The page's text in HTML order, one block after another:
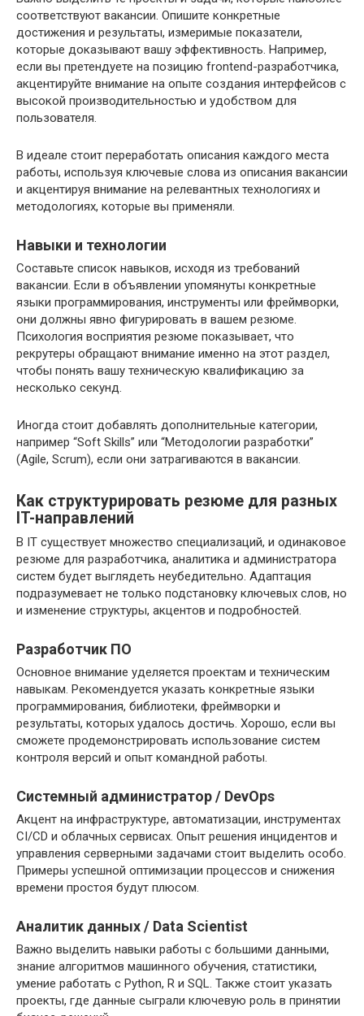
соответствуют вакансии. Опишите конкретные
достижения и результаты, измеримые показатели,
которые доказывают вашу эффективность. Например,
если вы претендуете на позицию frontend-разработчика,
акцентируйте внимание на опыте создания интерфейсов с
высокой производительностью и удобством для
пользователя.
В идеале стоит переработать описания каждого места
работы, используя ключевые слова из описания вакансии
и акцентируя внимание на релевантных технологиях и
методологиях, которые вы применяли.
Навыки и технологии
Составьте список навыков, исходя из требований
вакансии. Если в объявлении упомянуты конкретные
языки программирования, инструменты или фреймворки,
они должны явно фигурировать в вашем резюме.
Психология восприятия резюме показывает, что
рекрутеры обращают внимание именно на этот раздел,
чтобы понять вашу техническую квалификацию за
несколько секунд.
Иногда стоит добавлять дополнительные категории,
например “Soft Skills” или “Методологии разработки”
(Agile, Scrum), если они затрагиваются в вакансии.
Как структурировать резюме для разных
IT-направлений
В IT существует множество специализаций, и одинаковое
резюме для разработчика, аналитика и администратора
систем будет выглядеть неубедительно. Адаптация
подразумевает не только подстановку ключевых слов, но
и изменение структуры, акцентов и подробностей.
Разработчик ПО
Основное внимание уделяется проектам и техническим
навыкам. Рекомендуется указать конкретные языки
программирования, библиотеки, фреймворки и
результаты, которых удалось достичь. Хорошо, если вы
сможете продемонстрировать использование систем
контроля версий и опыт командной работы.
Системный администратор / DevOps
Акцент на инфраструктуре, автоматизации, инструментах
CI/CD и облачных сервисах. Опыт решения инцидентов и
управления серверными задачами стоит выделить особо.
Примеры успешной оптимизации процессов и снижения
времени простоя будут плюсом.
Аналитик данных / Data Scientist
Важно выделить навыки работы с большими данными,
знание алгоритмов машинного обучения, статистики,
умение работать с Python, R и SQL. Также стоит указать
проекты, где данные сыграли ключевую роль в принятии